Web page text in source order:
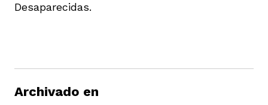
Desaparecidas.
Archivado en